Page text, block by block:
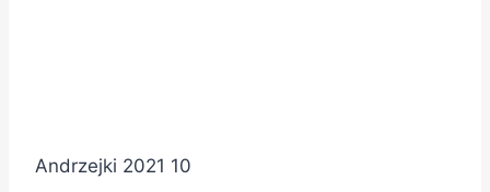
Andrzejki 2021 10